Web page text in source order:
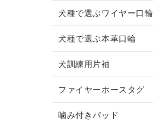
犬種で選ぶワイヤー口輪
犬種で選ぶ本革口輪
犬訓練用片袖
ファイヤーホースタグ
噛み付きパッド